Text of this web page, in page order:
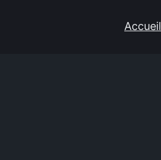
Accueil